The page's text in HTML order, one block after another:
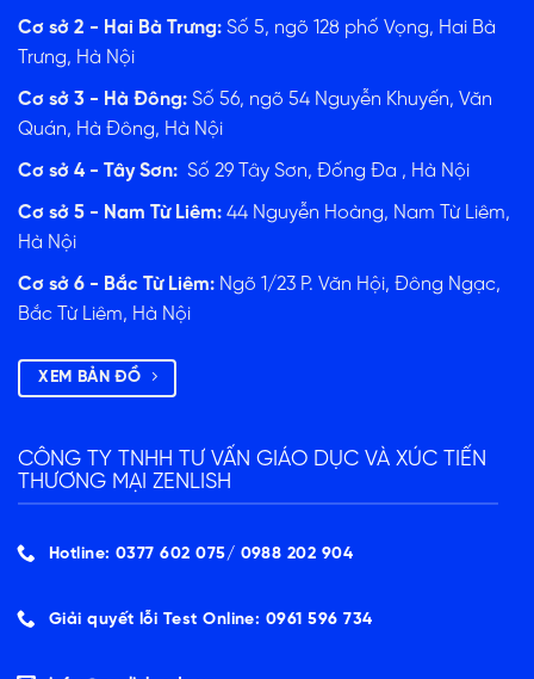
Cơ sở 2 - Hai Bà Trưng: Số 5, ngõ 128 phố Vọng, Hai Bà
Trưng, Hà Nội
Cơ sở 3 - Hà Đông: Số 56, ngõ 54 Nguyễn Khuyến, Văn
Quán, Hà Đông, Hà Nội
Cơ sở 4 - Tây Sơn: Số 29 Tây Sơn, Đống Đa , Hà Nội
Cơ sở 5 - Nam Từ Liêm: 44 Nguyễn Hoàng, Nam Từ Liêm,
Hà Nội
Cơ sở 6 - Bắc Từ Liêm: Ngõ 1/23 P. Văn Hội, Đông Ngạc,
Bắc Từ Liêm, Hà Nội
XEM BẢN ĐỒ
CÔNG TY TNHH TƯ VẤN GIÁO DỤC VÀ XÚC TIẾN
THƯƠNG MẠI ZENLISH
Hotline: 0377 602 075/ ‭0988 202 904‬
Giải quyết lỗi Test Online: 0961 596 734